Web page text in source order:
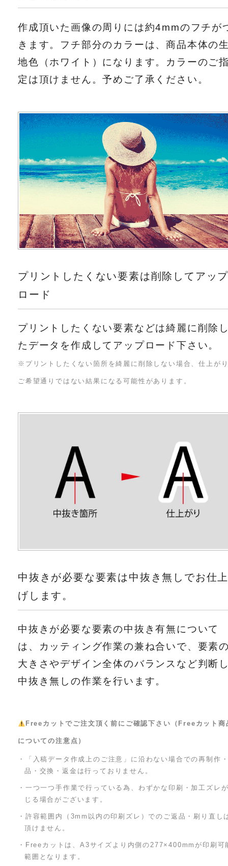
作成頂いた画像の周りには約4mmのフチが
きます。フチ部分のカラーは、商品本体の
地色（ホワイト）になります。カラーのご
定は頂けません。予めご了承ください。
プリントしたくない要素は削除してアッ
ロード
プリントしたくない要素などは綺麗に削除
たデータを作成してアップロード下さい。
※プリントしたくない箇所を綺麗に削除しない場合、仕上が
ご希望通りではない結果になる可能性があります。
中抜きが必要な要素は中抜き無しでお仕
げします。
中抜きが必要な要素の中抜き有無について
は、カッティング作業の兼ね合いで、要素
大きさやデザイン全体のバランスなど判断
中抜き無しの作業を行います。
Freeカットでご注文頂く前にご確認下さい（Freeカット商
についての注意点）
・「入稿データ作成上のご注意」に沿わない場合での再制作
品・交換・返金は行っておりません。
・一つ一つ手作業で行っている為、わずかな印刷・加工ズレ
じる場合がございます。
・許容範囲内（3mm以内の印刷ズレ）でのご返品・刷り直し
頂けません。
・Freeカットは、A3サイズより内側の277×400mmが印刷可
範囲となります。